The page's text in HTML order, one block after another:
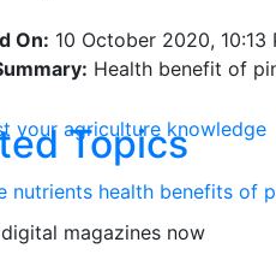
your agriculture knowledge
magazines now
On: 10 October 2020, 10:13
Health benefit of
Topics
nutrients health benefits of